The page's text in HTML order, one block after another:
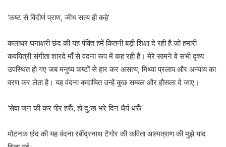
‘कष्ट से विदीर्ण प्राण, जीभ सत्य ही कहे’
कलाधर घनाक्षरी छंद की यह पंक्ति हमें कितनी बड़ी शिक्षा दे रही है जो हमारी
कवयित्री संगीता शारदे माँ से वंदना रूप में कह रही हैं। मेरे सामने वे सभी दृश्य
उपस्थित हो गए जब मनुष्य कष्टों से हार कर असत्य, मिथ्या प्रलाप और अन्याय का
वरण कर लेता है। यह वंदना कदाचित उन्हें कुछ सम्बल और हौसला दे जाए।
‘सेवा जन की कर पीर हरूँ, हो दु:ख भरे दिन धैर्य धरूँ’
मोटनक छंद की यह वंदना रबींद्रनाथ टैगोर की कविता आत्मत्राण की मुझे याद